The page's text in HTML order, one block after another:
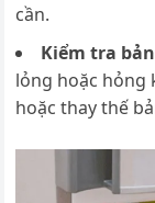
cần.
Kiểm tra
lỏng hoặc hỏng
hoặc thay thế